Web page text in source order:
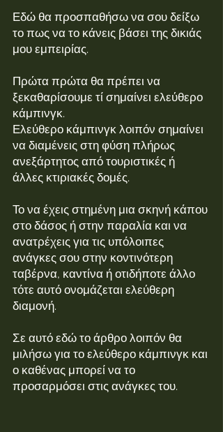
Εδώ θα προσπαθήσω να σου δείξω
το πως να το κάνεις βάσει της δικιάς
μου εμπειρίας.
Πρώτα πρώτα θα πρέπει να
ξεκαθαρίσουμε τί σημαίνει ελεύθερο
κάμπινγκ.
Ελεύθερο κάμπινγκ λοιπόν σημαίνει
να διαμένεις στη φύση πλήρως
ανεξάρτητος από τουριστικές ή
άλλες κτιριακές δομές.
Το να έχεις στημένη μια σκηνή κάπου
στο δάσος ή στην παραλία και να
ανατρέχεις για τις υπόλοιπες
ανάγκες σου στην κοντινότερη
ταβέρνα, καντίνα ή οτιδήποτε άλλο
τότε αυτό ονομάζεται ελεύθερη
διαμονή.
Σε αυτό εδώ το άρθρο λοιπόν θα
μιλήσω για το ελεύθερο κάμπινγκ και
ο καθένας μπορεί να το
προσαρμόσει στις ανάγκες του.